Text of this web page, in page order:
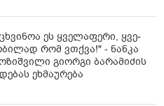
ეს ყვე­ლა­ფე­რი, ყვე­
რომ ვთქვა!" - ნანკა
გიორგი ბარამიძის
ეხმაურება